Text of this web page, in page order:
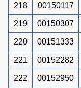
218 00150117
219 00150307
220 00151333
221 00152282
222 00152950